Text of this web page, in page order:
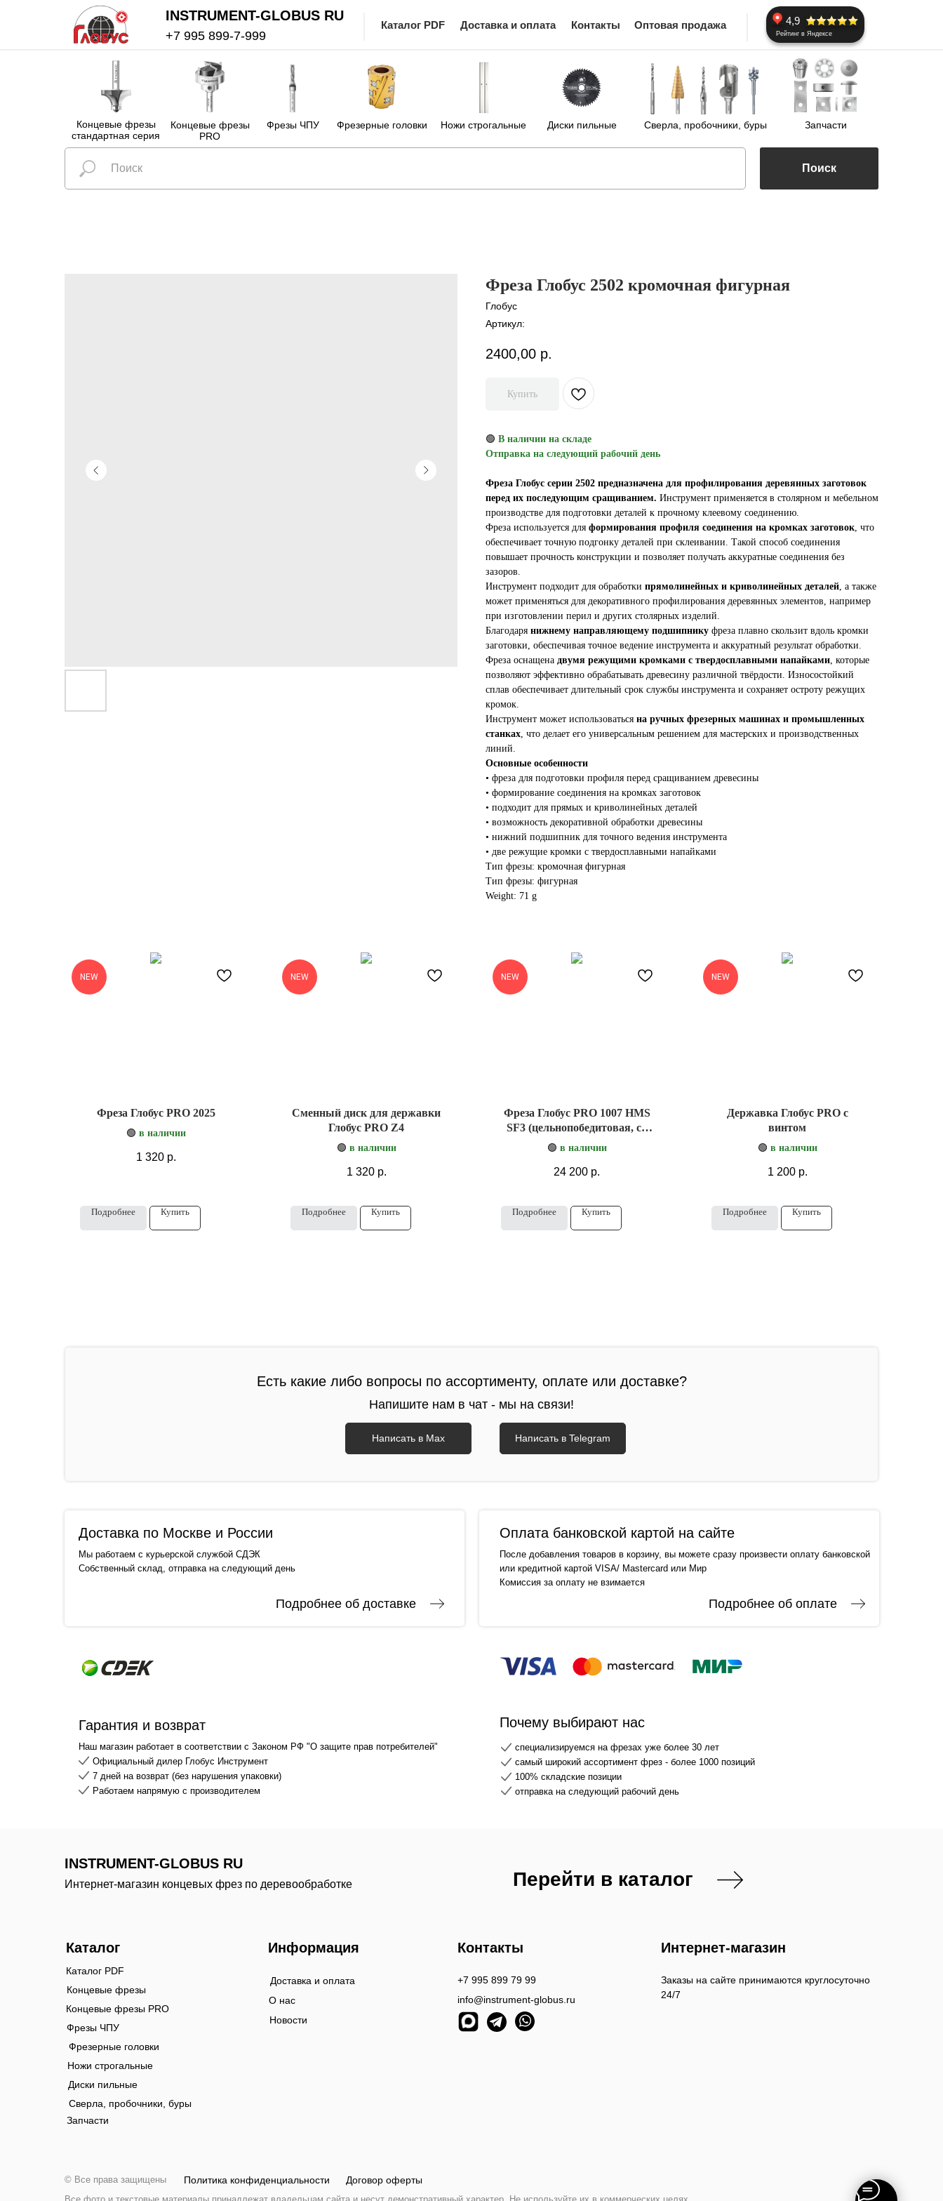
Концевые фрезы
стандартная серия
Ножи строгальные
Концевые фрезы
PRO
Фрезы ЧПУ Фрезерные головки Диски пильные Сверла, пробочники, буры Запчасти
INSTRUMENT-GLOBUS RU
Каталог PDF Доставка и оплата Контакты Оптовая продажа
+7 995 899-7-999 Рейтинг в Яндексе
4,9
Поиск
Фреза Глобус 2502 кромочная фигурная
Глобус
Артикул:
2400,00 р.
Купить
🟢 В наличии на складе
Отправка на следующий рабочий день
Фреза Глобус серии 2502 предназначена для профилирования деревянных заготовок
перед их последующим сращиванием. Инструмент применяется в столярном и мебельном
производстве для подготовки деталей к прочному клеевому соединению.
Фреза используется для формирования профиля соединения на кромках заготовок , что
обеспечивает точную подгонку деталей при склеивании. Такой способ соединения
повышает прочность конструкции и позволяет получать аккуратные соединения без
зазоров.
Инструмент подходит для обработки прямолинейных и криволинейных деталей , а также
может применяться для декоративного профилирования деревянных элементов, например
при изготовлении перил и других столярных изделий.
Благодаря нижнему направляющему подшипнику фреза плавно скользит вдоль кромки
заготовки, обеспечивая точное ведение инструмента и аккуратный результат обработки.
Фреза оснащена двумя режущими кромками с твердосплавными напайками , которые
позволяют эффективно обрабатывать древесину различной твёрдости. Износостойкий
сплав обеспечивает длительный срок службы инструмента и сохраняет остроту режущих
кромок.
Инструмент может использоваться на ручных фрезерных машинах и промышленных
станках , что делает его универсальным решением для мастерских и производственных
линий.
Основные особенности
• фреза для подготовки профиля перед сращиванием древесины
• формирование соединения на кромках заготовок
• подходит для прямых и криволинейных деталей
• возможность декоративной обработки древесины
• нижний подшипник для точного ведения инструмента
• две режущие кромки с твердосплавными напайками
Тип фрезы: кромочная фигурная
Тип фрезы: фигурная
Weight: 71 g
NEW
Фреза Глобус PRO 2025
🟢 в наличии
1 320 р.
Подробнее Купить
NEW
Сменный диск для державки
Глобус PRO Z4
🟢 в наличии
1 320 р.
Подробнее Купить
NEW
Фреза Глобус PRO 1007 HMS
SF3 (цельнопобедитовая, со
стружколомом)
🟢 в наличии
24 200 р.
Подробнее Купить
NEW
Державка Глобус PRO с
винтом
🟢 в наличии
1 200 р.
Подробнее Купить
Есть какие либо вопросы по ассортименту, оплате или доставке?
Напишите нам в чат - мы на связи!
Написать в Max Написать в Telegram
Доставка по Москве и России
Мы работаем с курьерской службой СДЭК
Собственный склад, отправка на следующий день
Подробнее об доставке
Оплата банковской картой на сайте
После добавления товаров в корзину, вы можете сразу произвести оплату банковской
или кредитной картой VISA/ Mastercard или Мир
Комиссия за оплату не взимается
Подробнее об оплате
Гарантия и возврат
Наш магазин работает в соответствии с Законом РФ "О защите прав потребителей"
Почему выбирают нас
специализируемся на фрезах уже более 30 лет
самый широкий ассортимент фрез - более 1000 позиций
100% складские позиции
отправка на следующий рабочий день
Официальный дилер Глобус Инструмент
7 дней на возврат (без нарушения упаковки)
Работаем напрямую с производителем
Заказы на сайте принимаются круглосуточно
24/7
Каталог Информация Контакты
+7 995 899 79 99
info@instrument-globus.ru
Интернет-магазин
Концевые фрезы
Каталог PDF
Концевые фрезы PRO
Фрезы ЧПУ
Фрезерные головки
Ножи строгальные
Диски пильные
Сверла, пробочники, буры
Запчасти
Доставка и оплата
О нас
Новости
INSTRUMENT-GLOBUS RU
© Все права защищены Политика конфиденциальности Договор оферты
Интернет-магазин концевых фрез по деревообработке Перейти в каталог